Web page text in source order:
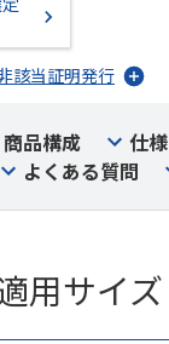
該当証明発行
商品構成 仕様
よくある質問
用サイズ